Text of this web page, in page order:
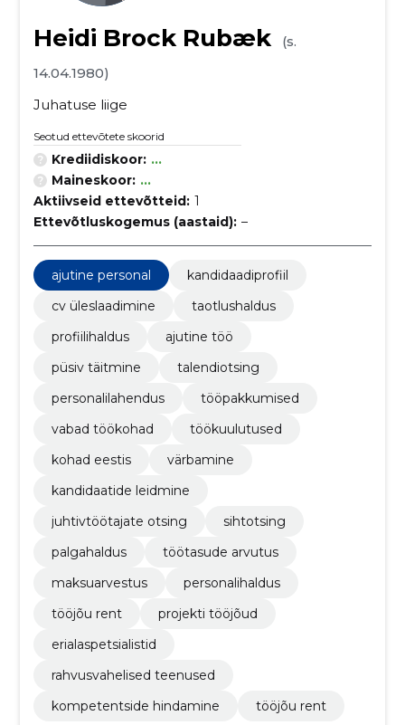
Heidi Brock Rubæk
(s.
14.04.1980)
Juhatuse liige
Seotud ettevõtete skoorid
Krediidiskoor: ...
Maineskoor: ...
Aktiivseid ettevõtteid: 1
Ettevõtluskogemus (aastaid): –
ajutine personal
kandidaadiprofiil
cv üleslaadimine
taotlushaldus
profiilihaldus
ajutine töö
püsiv täitmine
talendiotsing
personalilahendus
tööpakkumised
vabad töökohad
töökuulutused
kohad eestis
värbamine
kandidaatide leidmine
juhtivtöötajate otsing
sihtotsing
palgahaldus
töötasude arvutus
maksuarvestus
personalihaldus
tööjõu rent
projekti tööjõud
erialaspetsialistid
rahvusvahelised teenused
kompetentside hindamine
tööjõu rent